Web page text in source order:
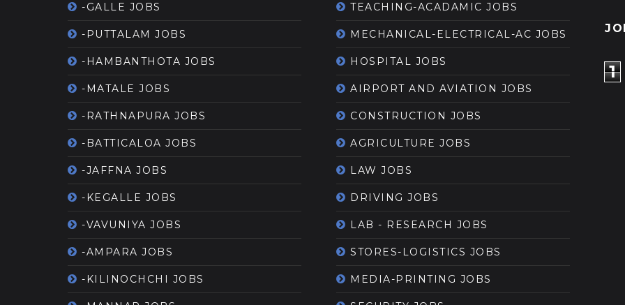
-GALLE JOBS
-PUTTALAM JOBS
-HAMBANTHOTA JOBS
-MATALE JOBS
-RATHNAPURA JOBS
-BATTICALOA JOBS
-JAFFNA JOBS
-KEGALLE JOBS
-VAVUNIYA JOBS
-AMPARA JOBS
-KILINOCHCHI JOBS
TEACHING-ACADAMIC JOBS
MECHANICAL-ELECTRICAL-AC JOBS
HOSPITAL JOBS
AIRPORT AND AVIATION JOBS
CONSTRUCTION JOBS
AGRICULTURE JOBS
LAW JOBS
DRIVING JOBS
LAB - RESEARCH JOBS
STORES-LOGISTICS JOBS
MEDIA-PRINTING JOBS
1